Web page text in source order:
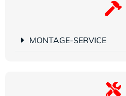
MONTAGE-SERVICE